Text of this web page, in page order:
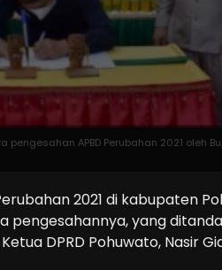
APBD Perubahan 2021 oleh
2021 di kabupaten
pengesahannya, yang
DPRD Pohuwato, Nasir